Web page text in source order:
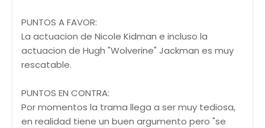
PUNTOS A FAVOR:
La actuacion de Nicole Kidman e incluso la
actuacion de Hugh "Wolverine" Jackman es muy
rescatable.
PUNTOS EN CONTRA:
Por momentos la trama llega a ser muy tediosa,
en realidad tiene un buen argumento pero "se